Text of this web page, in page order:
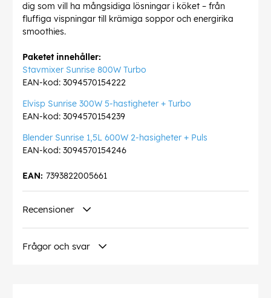
dig som vill ha mångsidiga lösningar i köket – från
fluffiga vispningar till krämiga soppor och energirika
smoothies.
Paketet innehåller:
Stavmixer Sunrise 800W Turbo
EAN-kod: 3094570154222
Elvisp Sunrise 300W 5-hastigheter + Turbo
EAN-kod: 3094570154239
Blender Sunrise 1,5L 600W 2-hasigheter + Puls
EAN-kod: 3094570154246
7393822005661
EAN:
Recensioner
Frågor och svar